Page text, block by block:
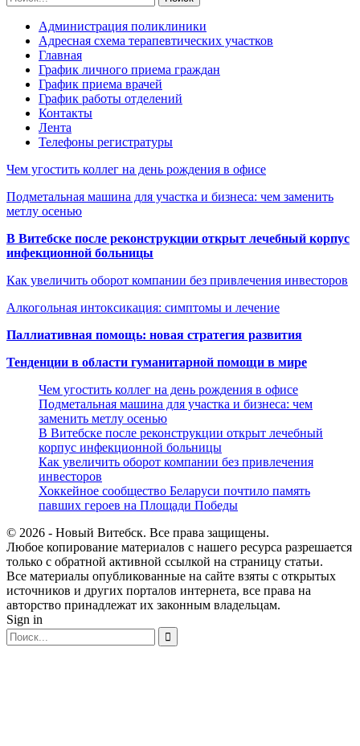
Администрация поликлиники
Адресная схема терапевтических участков
Главная
График личного приема граждан
График приема врачей
График работы отделений
Контакты
Лента
Телефоны регистратуры
Чем угостить коллег на день рождения в офисе
Подметальная машина для участка и бизнеса: чем заменить
метлу осенью
В Витебске после реконструкции открыт лечебный корпус
инфекционной больницы
Как увеличить оборот компании без привлечения инвесторов
Алкогольная интоксикация: симптомы и лечение
Паллиативная помощь: новая стратегия развития
Тенденции в области гуманитарной помощи в мире
Чем угостить коллег на день рождения в офисе
Подметальная машина для участка и бизнеса: чем
заменить метлу осенью
В Витебске после реконструкции открыт лечебный
корпус инфекционной больницы
Как увеличить оборот компании без привлечения
инвесторов
Хоккейное сообщество Беларуси почтило память
павших героев на Площади Победы
© 2026 - Новый Витебск. Все права защищены.
Любое копирование материалов с нашего ресурса разрешается
только с обратной активной ссылкой на страницу статьи.
Все материалы опубликованные на сайте взяты с открытых
источников и других порталов интернета, все права на
авторство принадлежат их законным владельцам.
Sign in